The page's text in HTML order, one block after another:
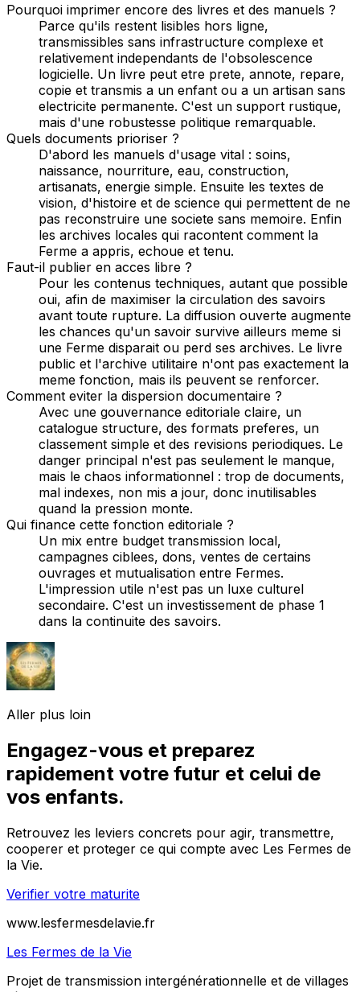
Pourquoi imprimer encore des livres et des manuels ?
Parce qu'ils restent lisibles hors ligne,
transmissibles sans infrastructure complexe et
relativement independants de l'obsolescence
logicielle. Un livre peut etre prete, annote, repare,
copie et transmis a un enfant ou a un artisan sans
electricite permanente. C'est un support rustique,
mais d'une robustesse politique remarquable.
Quels documents prioriser ?
D'abord les manuels d'usage vital : soins,
naissance, nourriture, eau, construction,
artisanats, energie simple. Ensuite les textes de
vision, d'histoire et de science qui permettent de ne
pas reconstruire une societe sans memoire. Enfin
les archives locales qui racontent comment la
Ferme a appris, echoue et tenu.
Faut-il publier en acces libre ?
Pour les contenus techniques, autant que possible
oui, afin de maximiser la circulation des savoirs
avant toute rupture. La diffusion ouverte augmente
les chances qu'un savoir survive ailleurs meme si
une Ferme disparait ou perd ses archives. Le livre
public et l'archive utilitaire n'ont pas exactement la
meme fonction, mais ils peuvent se renforcer.
Comment eviter la dispersion documentaire ?
Avec une gouvernance editoriale claire, un
catalogue structure, des formats preferes, un
classement simple et des revisions periodiques. Le
danger principal n'est pas seulement le manque,
mais le chaos informationnel : trop de documents,
mal indexes, non mis a jour, donc inutilisables
quand la pression monte.
Qui finance cette fonction editoriale ?
Un mix entre budget transmission local,
campagnes ciblees, dons, ventes de certains
ouvrages et mutualisation entre Fermes.
L'impression utile n'est pas un luxe culturel
secondaire. C'est un investissement de phase 1
dans la continuite des savoirs.
Aller plus loin
Engagez-vous et preparez
rapidement votre futur et celui de
vos enfants.
Retrouvez les leviers concrets pour agir, transmettre,
cooperer et proteger ce qui compte avec Les Fermes de
la Vie.
Verifier votre maturite
www.lesfermesdelavie.fr
Les Fermes de la Vie
Projet de transmission intergénérationnelle et de villages